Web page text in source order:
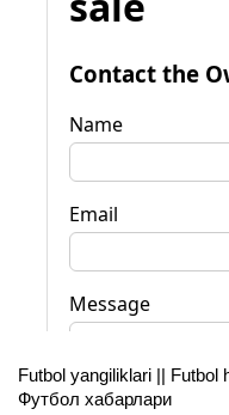
Futbol yangiliklari || Futbol
Футбол хабарлари